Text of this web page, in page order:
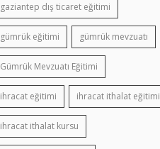
gaziantep dış ticaret eğitimi
gümrük eğitimi gümrük mevzuatı
Gümrük Mevzuatı Eğitimi
ihracat eğitimi ihracat ithalat eğitimi
ihracat ithalat kursu